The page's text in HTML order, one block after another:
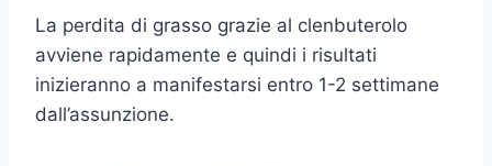
La perdita di grasso grazie al clenbuterolo
avviene rapidamente e quindi i risultati
inizieranno a manifestarsi entro 1-2 settimane
dall’assunzione.